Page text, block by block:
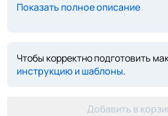
Показать полное описание
Чтобы корректно подготовить
инструкцию и шаблоны.
Добавить в